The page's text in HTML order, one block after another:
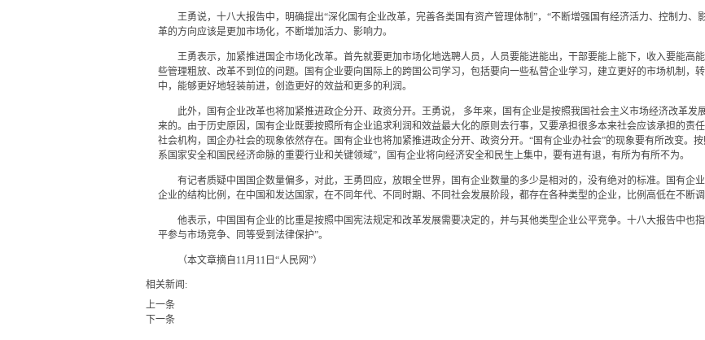
王勇说，十八大报告中，明确提出“深化国有企业改革，完善各类国有资产管理体制”，“不断增强国有经济活力、控制力、
革的方向应该是更加市场化，不断增加活力、影响力。
王勇表示，加紧推进国企市场化改革。首先就要更加市场化地选聘人员，人员要能进能出，干部要能上能下，收入要能高
些管理粗放、改革不到位的问题。国有企业要向国际上的跨国公司学习，包括要向一些私营企业学习，建立更好的市场机制，
中，能够更好地轻装前进，创造更好的效益和更多的利润。
此外，国有企业改革也将加紧推进政企分开、政资分开。王勇说， 多年来，国有企业是按照我国社会主义市场经济改革
来的。由于历史原因，国有企业既要按照所有企业追求利润和效益最大化的原则去行事，又要承担很多本来社会应该承担的责
社会机构，国企办社会的现象依然存在。国有企业也将加紧推进政企分开、政资分开。“国有企业办社会”的现象要有所改变。
系国家安全和国民经济命脉的重要行业和关键领域”，国有企业将向经济安全和民生上集中，要有进有退，有所为有所不为。
有记者质疑中国国企数量偏多，对此，王勇回应，放眼全世界，国有企业数量的多少是相对的，没有绝对的标准。国有企
企业的结构比例，在中国和发达国家，在不同年代、不同时期、不同社会发展阶段，都存在各种类型的企业，比例高低在不断调
他表示，中国国有企业的比重是按照中国宪法规定和改革发展需要决定的，并与其他类型企业公平竞争。十八大报告中也
平参与市场竞争、同等受到法律保护”。
（本文章摘自11月11日“人民网”）
相关新闻:
上一条
下一条